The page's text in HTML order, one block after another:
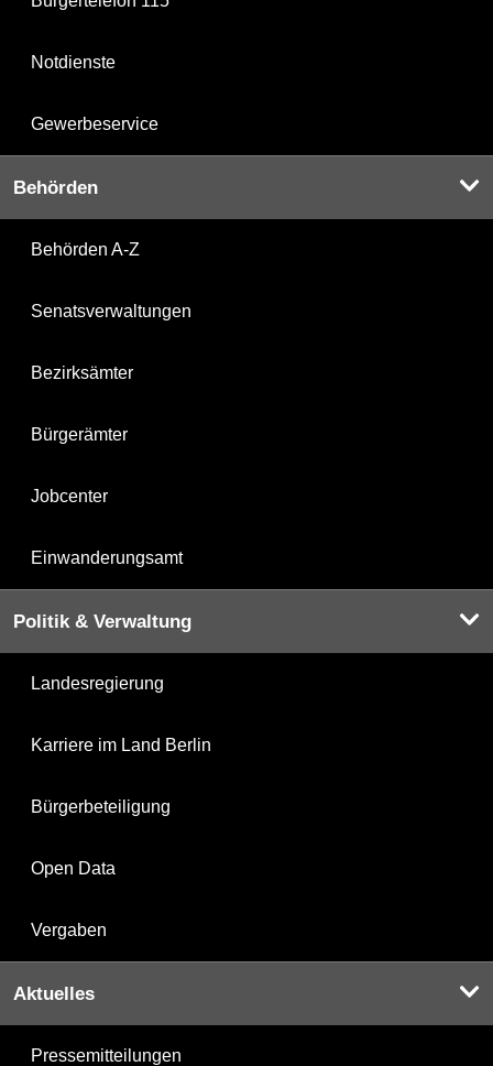
Notdienste
Gewerbeservice
Behörden
Behörden A-Z
Senatsverwaltungen
Bezirksämter
Bürgerämter
Jobcenter
Einwanderungsamt
Politik & Verwaltung
Landesregierung
Karriere im Land Berlin
Bürgerbeteiligung
Open Data
Vergaben
Aktuelles
Pressemitteilungen